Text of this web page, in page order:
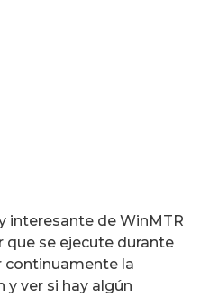
interesante de WinMTR
que se ejecute durante
continuamente la
y ver si hay algún